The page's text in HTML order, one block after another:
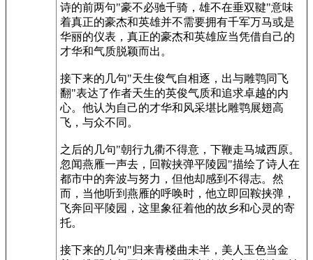
诗的前两句"豪不必驰千骑，雄不在垂双鞬"意味
着真正的豪杰和英雄并不需要拥有千军万马或是
华丽的仪表，真正的豪杰和英雄应当凭借自己的
才华和气质脱颖而出。
接下来的几句"天生俊气自相逐，出与雕鹗同飞
翻"表达了作者天生的英俊气质和追求卓越的内
心。他认为自己的才华和风采堪比雕鹗展翅高
飞，与众不同。
之后的几句"朝行九衢不得意，下鞭走马城西原。
忽闻燕雁一声去，回鞍挟弹平陵园"描绘了诗人在
都市中的奔波与努力，但他却感到不得志。然
而，当他听到燕雁的呼唤时，他立即回鞍挟弹，
飞奔回平陵园，这里象征着他的故乡和心灵的寄
托。
接下来的几句"归来青楼曲未半，美人玉色当金